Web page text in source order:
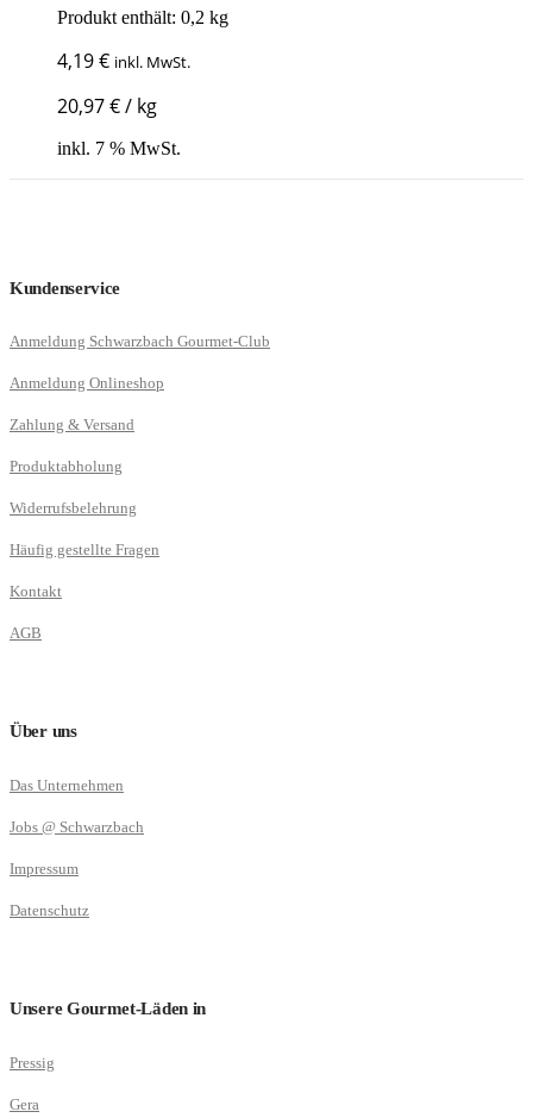
Produkt enthält: 0,2 kg
4,19€ inkl. MwSt.
20,97€/ kg
inkl. 7 % MwSt.
Kundenservice
Anmeldung Schwarzbach Gourmet-Club
Anmeldung Onlineshop
Zahlung & Versand
Produktabholung
Widerrufsbelehrung
Häufig gestellte Fragen
Kontakt
AGB
Über uns
Das Unternehmen
Jobs @ Schwarzbach
Impressum
Datenschutz
Unsere Gourmet-Läden in
Pressig
Gera